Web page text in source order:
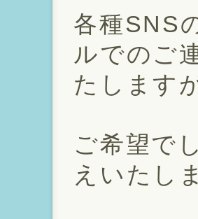
各種SNS
ルでのご
たします
ご希望で
えいたし